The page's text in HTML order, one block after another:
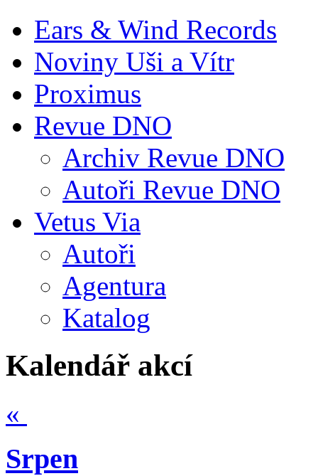
Ears & Wind Records
Noviny Uši a Vítr
Proximus
Revue DNO
Archiv Revue DNO
Autoři Revue DNO
Vetus Via
Autoři
Agentura
Katalog
Kalendář akcí
«
Srpen